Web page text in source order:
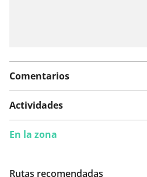
Comentarios
Actividades
En la zona
Rutas recomendadas